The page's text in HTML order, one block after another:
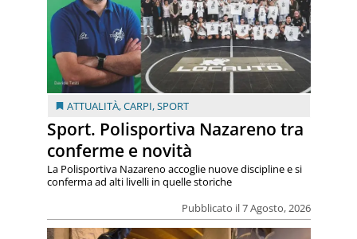
ATTUALITÀ,CARPI,SPORT
Sport. Polisportiva Nazareno tra
conferme e novità
Pubblicato il 7 Agosto, 2026
La Polisportiva Nazareno accoglie nuove discipline e si
conferma ad alti livelli in quelle storiche